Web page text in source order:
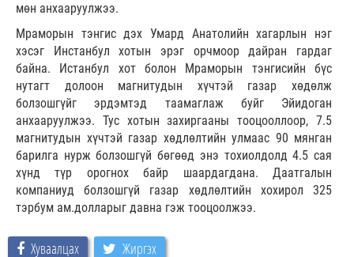
мөн анхааруулжээ.
Мраморын тэнгис дэх Умард Анатолийн хагарлын нэг
хэсэг Инстанбул хотын эрэг орчмоор дайран гардаг
байна. Истанбул хот болон Мраморын тэнгисийн бүс
нутагт долоон магнитудын хүчтэй газар хөдөлж
болзошгүйг эрдэмтэд таамаглаж буйг Эйидоган
анхааруулжээ. Тус хотын захиргааны тооцооллоор, 7.5
магнитудын хүчтэй газар хөдлөлтийн улмаас 90 мянган
барилга нурж болзошгүй бөгөөд энэ тохиолдолд 4.5 сая
хүнд түр орогнох байр шаардагдана. Даатгалын
компаниуд болзошгүй газар хөдлөлтийн хохирол 325
тэрбум ам.долларыг давна гэж тооцоолжээ.
Хуваалцах Жиргэх